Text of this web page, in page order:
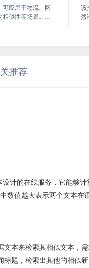
可应用于物流、网
相似性等场景。该
该
然
推荐
设计的在线服务，它能够
数值越大表示两个文本
文本来检索其相似文本，
标题，检索出其他的相似